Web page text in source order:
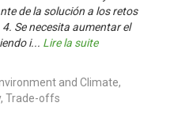
de la solución a los retos
Se necesita aumentar el
i... Lire la suite
and Climate,
Trade-offs